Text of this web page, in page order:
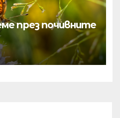
през почивните